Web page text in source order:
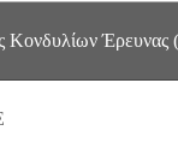
Κονδυλίων